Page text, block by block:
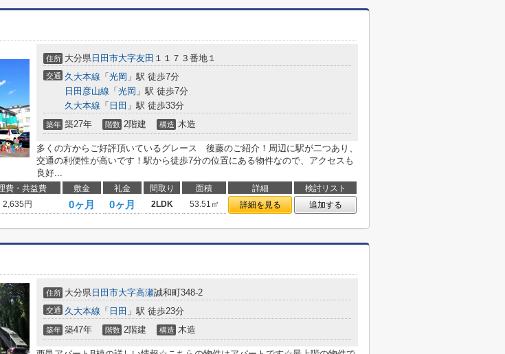
住所 大分県 日田市大字友田 １１７３番地１
交通 久大本線 「 光岡 」駅 徒歩7分
日田彦山線 「 光岡 」駅 徒歩7分
久大本線 「 日田 」駅 徒歩33分
築年 築27年 階数 2階建 構造 木造
多くの方からご好評頂いているグレース 後藤のご紹介！周辺に駅が二つあり、
交通の利便性が高いです！駅から徒歩7分の位置にある物件なので、アクセスも
良好...
費・共益費 敷金 礼金 間取り 面積 詳細
検討リスト
2,635円 0ヶ月 0ヶ月 2LDK 53.51㎡ 詳細を見る 追加する
住所 大分県 日田市大字高瀬誠和町348-2
交通 久大本線 「 日田 」駅 徒歩23分
築年 築47年 階数 2階建 構造 木造